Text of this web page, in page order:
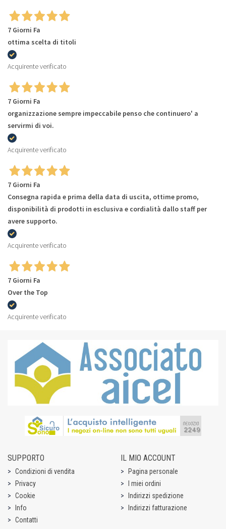
7 Giorni Fa
ottima scelta di titoli
Acquirente verificato
7 Giorni Fa
organizzazione sempre impeccabile penso che continuero' a
servirmi di voi.
Acquirente verificato
7 Giorni Fa
Consegna rapida e prima della data di uscita, ottime promo,
disponibilità di prodotti in esclusiva e cordialità dallo staff per
avere supporto.
Acquirente verificato
7 Giorni Fa
Over the Top
Acquirente verificato
SUPPORTO
Condizioni di vendita
Privacy
Cookie
Info
Contatti
IL MIO ACCOUNT
Pagina personale
I miei ordini
Indirizzi spedizione
Indirizzi fatturazione